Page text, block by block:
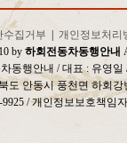
수집거부
개인정보처리
by 하회전동차동행안내
동행안내 / 대표 : 유영
도 안동시 풍천면 하회
9925 / 개인정보보호책임